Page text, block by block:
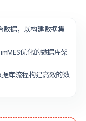
数据，以构建数据集
优化的数据库架
库流程构建高效的数